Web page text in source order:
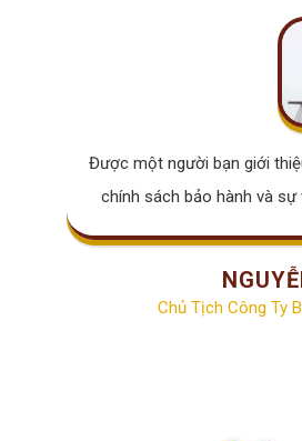
Được một người bạn giới
chính sách bảo hành và sự
Chủ Tịch Công Ty